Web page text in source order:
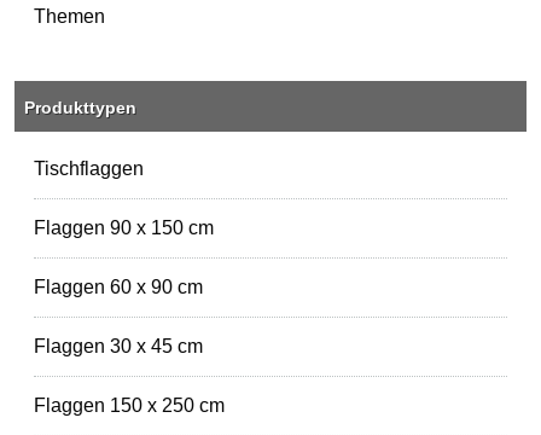
Themen
Produkttypen
Tischflaggen
Flaggen 90 x 150 cm
Flaggen 60 x 90 cm
Flaggen 30 x 45 cm
Flaggen 150 x 250 cm